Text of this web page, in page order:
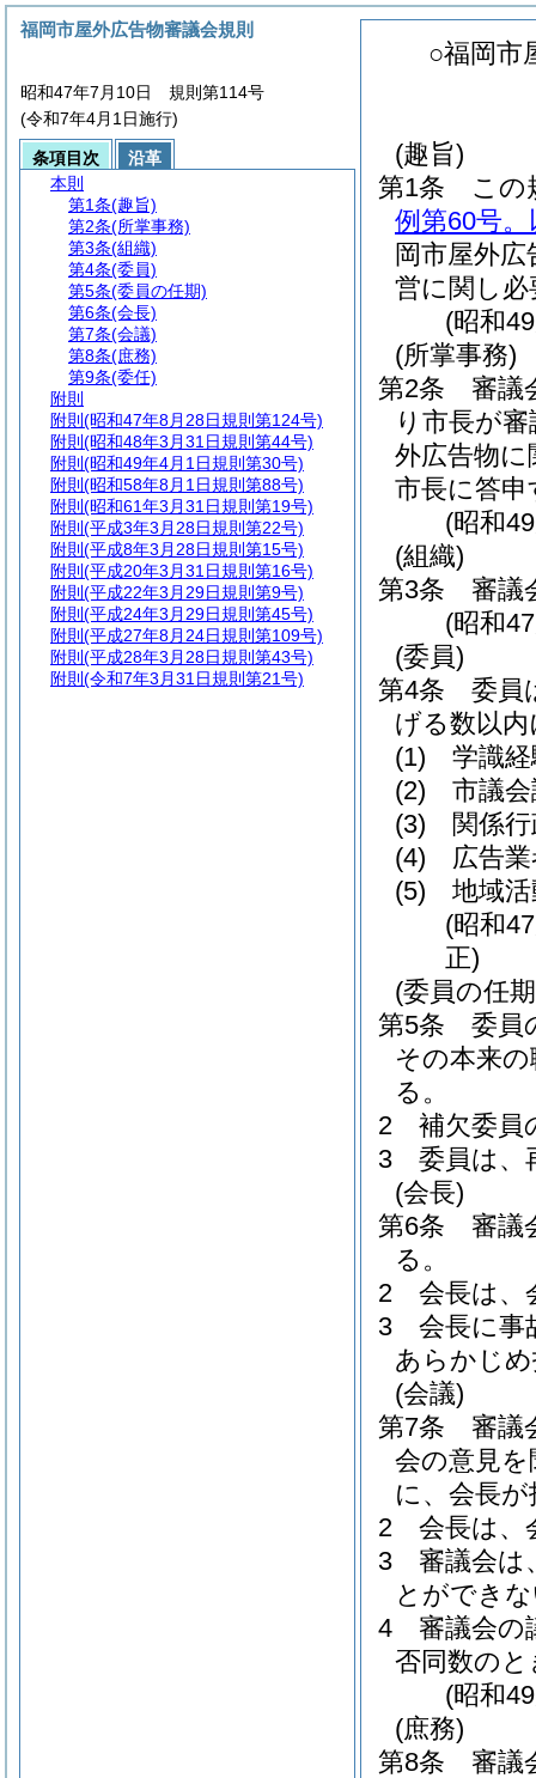
○福岡市
(趣旨)
第1条
この
例第60号
岡市屋外
営に関し
(昭和
(所掌事務)
第2条
審議
り市長が
外広告物
市長に答
(昭和
(組織)
第3条
審議
(昭和
(委員)
第4条
委員
げる数以
(1)
学識
(2)
市議
(3)
関係
(4)
広告
(5)
地域
(昭和
正)
(委員の任
第5条
委員
その本来
る。
2
補欠委員
3
委員は、
(会長)
第6条
審議
る。
2
会長は、
3
会長に事
あらかじ
(会議)
第7条
審議
会の意見
に、会長
2
会長は、
3
審議会は
とができ
4
審議会の
否同数の
(昭和
(庶務)
第8条
審議
福岡市屋外広告物審議会規則
昭和47年7月10日 規則第114号
(令和7年4月1日施行)
条項目次
沿革
本則
第1条(趣旨)
第2条(所掌事務)
第3条(組織)
第4条(委員)
第5条(委員の任期)
第6条(会長)
第7条(会議)
第8条(庶務)
第9条(委任)
附則
附則 (昭和47年8月28日規則第124号)
附則 (昭和48年3月31日規則第44号)
附則 (昭和49年4月1日規則第30号)
附則 (昭和58年8月1日規則第88号)
附則 (昭和61年3月31日規則第19号)
附則 (平成3年3月28日規則第22号)
附則 (平成8年3月28日規則第15号)
附則 (平成20年3月31日規則第16号)
附則 (平成22年3月29日規則第9号)
附則 (平成24年3月29日規則第45号)
附則 (平成27年8月24日規則第109号)
附則 (平成28年3月28日規則第43号)
附則 (令和7年3月31日規則第21号)